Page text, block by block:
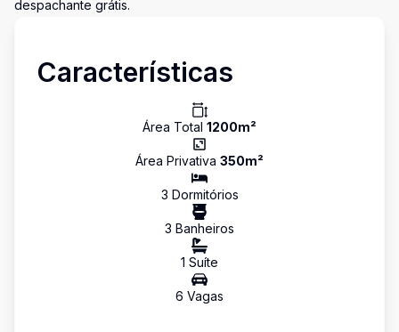
despachante grátis.
Características
Área Total 1200m²
Área Privativa 350m²
3 Dormitórios
3 Banheiros
1 Suíte
6 Vagas